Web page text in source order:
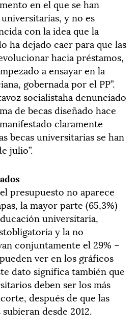
en el que se han
y no es
con la idea que la
ha dejado caer para que las
hacia préstamos,
a ensayar en la
gobernada por el PP”.
socialistaha denunciado
de becas diseñado hace
claramente
becas universitarias se han
julio”.
presupuesto no aparece
la mayor parte (65,3%)
universitaria,
y la no
conjuntamente el 29% –
ver en los gráficos
dato significa también que
deben ser los más
después de que las
desde 2012.